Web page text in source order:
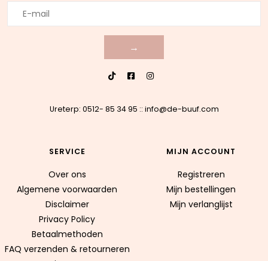
→
Ureterp: 0512- 85 34 95 :: info@de-buuf.com
SERVICE
Over ons
Algemene voorwaarden
Disclaimer
Privacy Policy
Betaalmethoden
FAQ verzenden & retourneren
MIJN ACCOUNT
Registreren
Mijn bestellingen
Mijn verlanglijst